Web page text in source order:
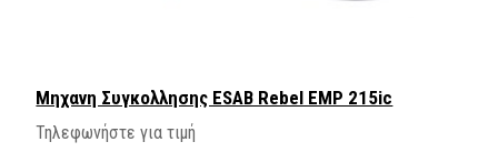
Μηχανη Συγκολλησης ESAB Rebel EMP 215ic
Τηλεφωνήστε για τιμή